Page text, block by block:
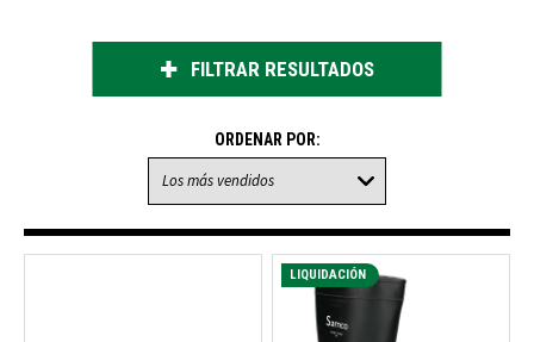
FILTRAR RESULTADOS
ORDENAR POR:
LIQUIDACIÓN